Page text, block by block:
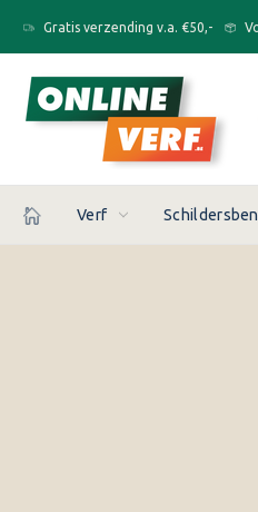
Gratis verzending v.a. €50,-
Verf